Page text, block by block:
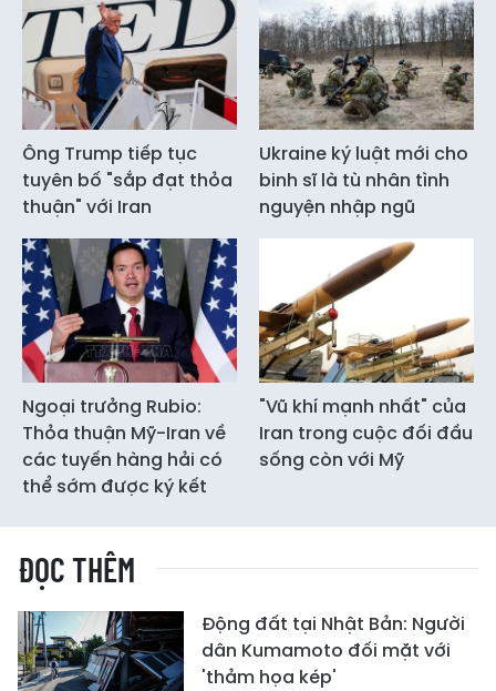
Ông Trump tiếp tục
tuyên bố "sắp đạt thỏa
thuận" với Iran
Ukraine ký luật mới cho
binh sĩ là tù nhân tình
nguyện nhập ngũ
Ngoại trưởng Rubio:
Thỏa thuận Mỹ-Iran về
các tuyến hàng hải có
thể sớm được ký kết
"Vũ khí mạnh nhất" của
Iran trong cuộc đối đầu
sống còn với Mỹ
ĐỌC THÊM
Động đất tại Nhật Bản: Người
dân Kumamoto đối mặt với
'thảm họa kép'